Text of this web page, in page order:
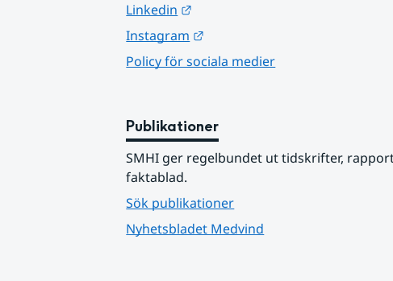
Linkedin
Instagram
Policy för sociala medier
Publikationer
SMHI ger regelbundet ut tidskrifter,
faktablad.
Sök publikationer
Nyhetsbladet Medvind